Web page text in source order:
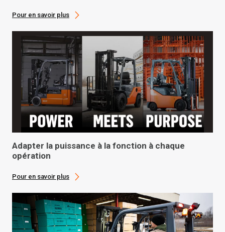
Pour en savoir plus
Adapter la puissance à la fonction à chaque
opération
Pour en savoir plus